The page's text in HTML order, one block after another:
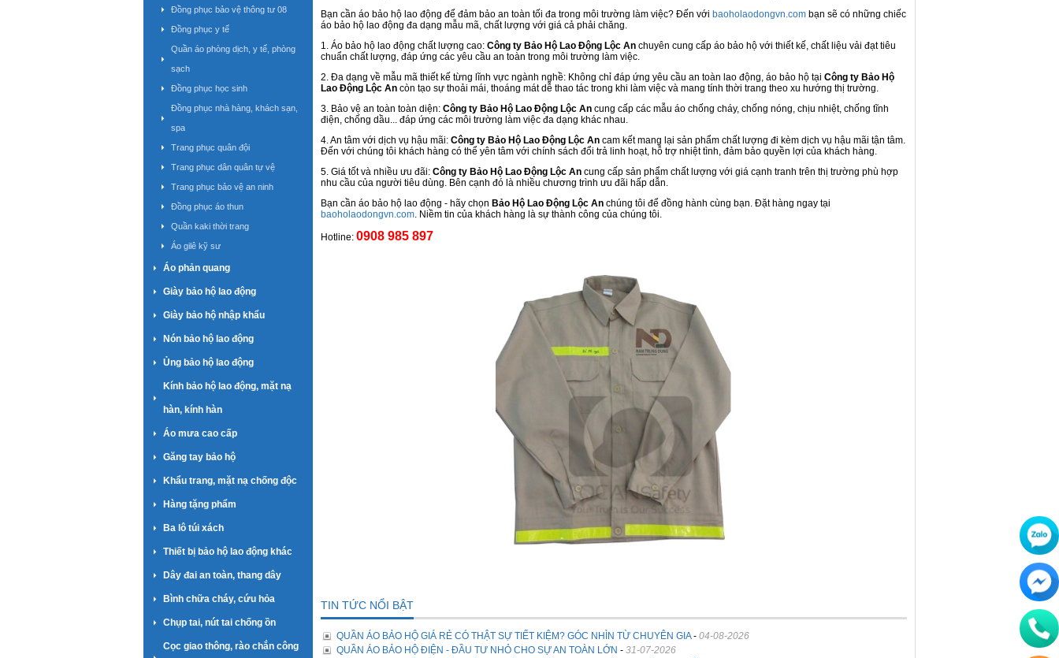
Bạn cần áo bảo hộ lao động để đảm bảo an toàn tối đa trong môi trường làm việc? Đến với baoholaodongvn.com bạn sẽ có những chiếc
áo bảo hộ lao động đa dạng mẫu mã, chất lượng với giá cả phải chăng.
1. Áo bảo hộ lao động chất lượng cao: Công ty Bảo Hộ Lao Động Lộc An chuyên cung cấp áo bảo hộ với thiết kế, chất liệu vải đạt tiêu
chuẩn chất lượng, đáp ứng các yêu cầu an toàn trong môi trường làm việc.
2. Đa dạng về mẫu mã thiết kế từng lĩnh vực ngành nghề: Không chỉ đáp ứng yêu cầu an toàn lao động, áo bảo hộ tại Công ty Bảo Hộ
Lao Động Lộc An còn tạo sự thoải mái, thoáng mát dễ thao tác trong khi làm việc và mang tính thời trang theo xu hướng thị trường.
3. Bảo vệ an toàn toàn diện: Công ty Bảo Hộ Lao Động Lộc An cung cấp các mẫu áo chống cháy, chống nóng, chịu nhiệt, chống tĩnh
điện, chống dầu... đáp ứng các môi trường làm việc đa dạng khác nhau.
4. An tâm với dịch vụ hậu mãi: Công ty Bảo Hộ Lao Động Lộc An cam kết mang lại sản phẩm chất lượng đi kèm dịch vụ hậu mãi tận tâm.
Đến với chúng tôi khách hàng có thể yên tâm với chính sách đổi trả linh hoạt, hỗ trợ nhiệt tình, đảm bảo quyền lợi của khách hàng.
5. Giá tốt và nhiều ưu đãi: Công ty Bảo Hộ Lao Động Lộc An cung cấp sản phẩm chất lượng với giá cạnh tranh trên thị trường phù hợp
nhu cầu của người tiêu dùng. Bên cạnh đó là nhiều chương trình ưu đãi hấp dẫn.
Bạn cần áo bảo hộ lao động - hãy chọn Bảo Hộ Lao Động Lộc An chúng tôi để đồng hành cùng bạn. Đặt hàng ngay tại
baoholaodongvn.com. Niềm tin của khách hàng là sự thành công của chúng tôi.
Hotline: 0908 985 897
TIN TỨC NỔI BẬT
QUẦN ÁO BẢO HỘ GIÁ RẺ CÓ THẬT SỰ TIẾT KIỆM? GÓC NHÌN TỪ CHUYÊN GIA- 04-08-2026
QUẦN ÁO BẢO HỘ ĐIỆN - ĐẦU TƯ NHỎ CHO SỰ AN TOÀN LỚN - 31-07-2026
Đồng phục bảo vệ thông tư 08
Đồng phục y tế
Quần áo phòng dịch, y tế, phòng
sạch
Đồng phục học sinh
Đồng phục nhà hàng, khách sạn,
spa
Trang phục quân đội
Trang phục dân quân tự vệ
Trang phục bảo vệ an ninh
Đồng phục áo thun
Quần kaki thời trang
Áo gilê kỹ sư
Áo phản quang
Giày bảo hộ lao động
Giày bảo hộ nhập khẩu
Nón bảo hộ lao động
Ủng bảo hộ lao động
Kính bảo hộ lao động, mặt nạ
hàn, kính hàn
Áo mưa cao cấp
Găng tay bảo hộ
Khẩu trang, mặt nạ chống độc
Hàng tặng phẩm
Ba lô túi xách
Thiết bị bảo hộ lao động khác
Dây đai an toàn, thang dây
Bình chữa cháy, cứu hỏa
Chụp tai, nút tai chống ồn
Cọc giao thông, rào chắn công